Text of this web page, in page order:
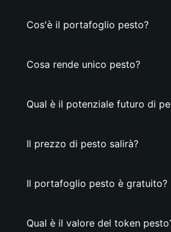
Cos'è il portafoglio pesto?
Cosa rende unico pesto?
Qual è il potenziale futuro di
Il prezzo di pesto salirà?
Il portafoglio pesto è gratuito?
Qual è il valore del token